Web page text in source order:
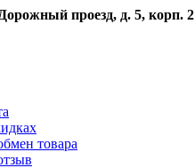
проезд, д. 5, корп. 2
товара